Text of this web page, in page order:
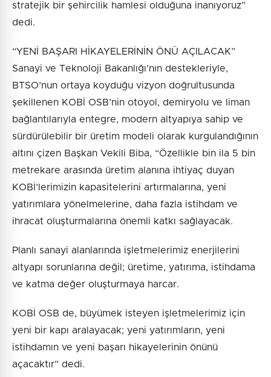
stratejik bir şehircilik hamlesi olduğuna inanıyoruz”
dedi.
“YENİ BAŞARI HİKAYELERİNİN ÖNÜ AÇILACAK”
Sanayi ve Teknoloji Bakanlığı’nın destekleriyle,
BTSO’nun ortaya koyduğu vizyon doğrultusunda
şekillenen KOBİ OSB’nin otoyol, demiryolu ve liman
bağlantılarıyla entegre, modern altyapıya sahip ve
sürdürülebilir bir üretim modeli olarak kurgulandığının
altını çizen Başkan Vekili Biba, “Özellikle bin ila 5 bin
metrekare arasında üretim alanına ihtiyaç duyan
KOBİ’lerimizin kapasitelerini artırmalarına, yeni
yatırımlara yönelmelerine, daha fazla istihdam ve
ihracat oluşturmalarına önemli katkı sağlayacak.
Planlı sanayi alanlarında işletmelerimiz enerjilerini
altyapı sorunlarına değil; üretime, yatırıma, istihdama
ve katma değer oluşturmaya harcar.
KOBİ OSB de, büyümek isteyen işletmelerimiz için
yeni bir kapı aralayacak; yeni yatırımların, yeni
istihdamın ve yeni başarı hikayelerinin önünü
açacaktır” dedi.